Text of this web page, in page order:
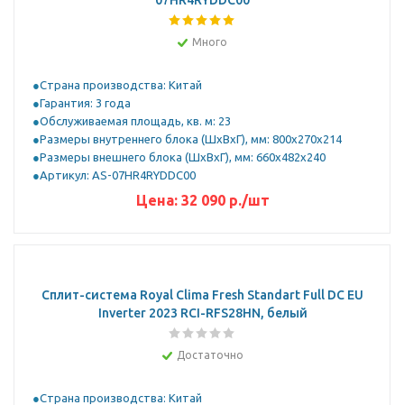
Много
Страна производства: Китай
Гарантия: 3 года
Обслуживаемая площадь, кв. м: 23
Размеры внутреннего блока (ШхВхГ), мм: 800x270x214
Размеры внешнего блока (ШхВхГ), мм: 660x482x240
Артикул: AS-07HR4RYDDC00
Цена: 32 090р./шт
Сплит-система Royal Clima Fresh Standart Full DC EU
Inverter 2023 RCI-RFS28HN, белый
Достаточно
Страна производства: Китай